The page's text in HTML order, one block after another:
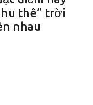
thê” trời
nhau